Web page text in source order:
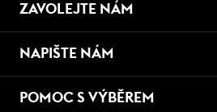
ZAVOLEJTE NÁM
NAPIŠTE NÁM
POMOC S VÝBĚREM